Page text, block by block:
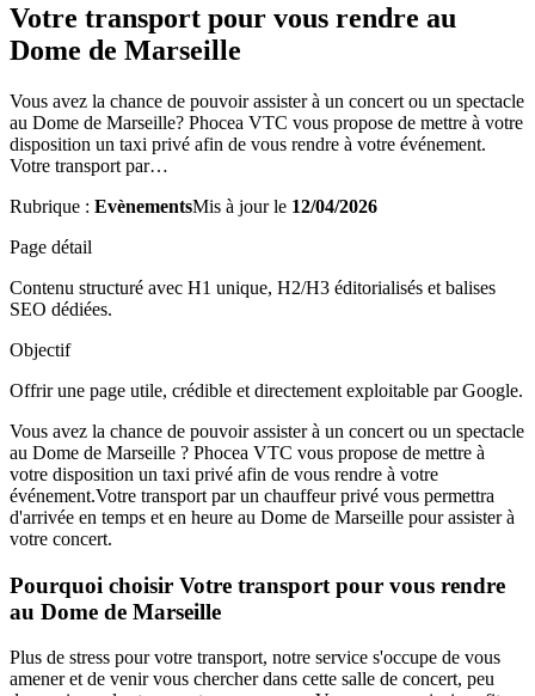
Votre transport pour vous rendre au
Dome de Marseille
Vous avez la chance de pouvoir assister à un concert ou un spectacle
au Dome de Marseille? Phocea VTC vous propose de mettre à votre
disposition un taxi privé afin de vous rendre à votre événement.
Votre transport par…
Rubrique : EvènementsMis à jour le 12/04/2026
Page détail
Contenu structuré avec H1 unique, H2/H3 éditorialisés et balises
SEO dédiées.
Objectif
Offrir une page utile, crédible et directement exploitable par Google.
Vous avez la chance de pouvoir assister à un concert ou un spectacle
au Dome de Marseille ? Phocea VTC vous propose de mettre à
votre disposition un taxi privé afin de vous rendre à votre
événement.Votre transport par un chauffeur privé vous permettra
d'arrivée en temps et en heure au Dome de Marseille pour assister à
votre concert.
Pourquoi choisir Votre transport pour vous rendre
au Dome de Marseille
Plus de stress pour votre transport, notre service s'occupe de vous
amener et de venir vous chercher dans cette salle de concert, peu